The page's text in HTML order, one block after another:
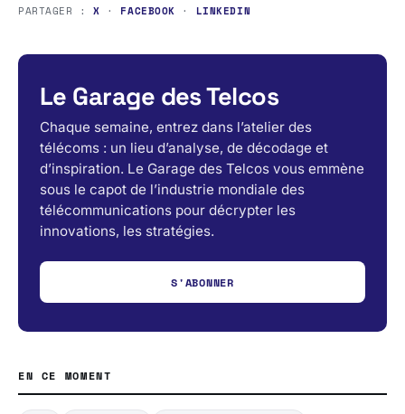
PARTAGER :X · FACEBOOK · LINKEDIN
Le Garage des Telcos
Chaque semaine, entrez dans l’atelier des
télécoms : un lieu d’analyse, de décodage et
d’inspiration. Le Garage des Telcos vous emmène
sous le capot de l’industrie mondiale des
télécommunications pour décrypter les
innovations, les stratégies.
S'ABONNER
EN CE MOMENT